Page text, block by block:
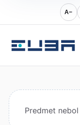
A−
Predmet